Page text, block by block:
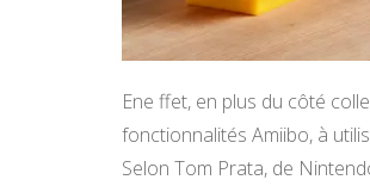
Ene ffet, en plus du côté
fonctionnalités Amiibo, à
Selon Tom Prata, de